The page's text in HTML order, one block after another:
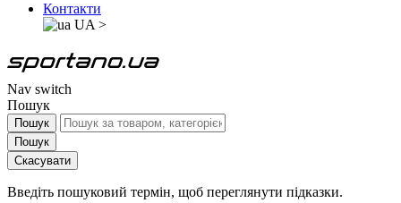
Контакти
UA >
Nav switch
Пошук
Пошук
Пошук
Скасувати
Введіть пошуковий термін, щоб переглянути підказки.